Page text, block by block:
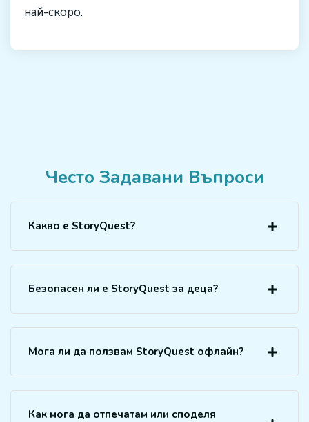
най-скоро.
Често Задавани Въпроси
Какво е StoryQuest?
Безопасен ли е StoryQuest за деца?
Мога ли да ползвам StoryQuest офлайн?
Как мога да отпечатам или споделя